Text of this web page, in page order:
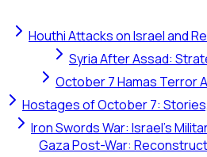
Houthi Attacks on Israel and
Syria After Assad:
October 7 Hamas Terror
Hostages of October 7:
Iron Swords War: Israel's
Gaza Post-War: